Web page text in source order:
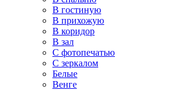
В гостиную
В прихожую
В коридор
В зал
С фотопечатью
С зеркалом
Белые
Венге